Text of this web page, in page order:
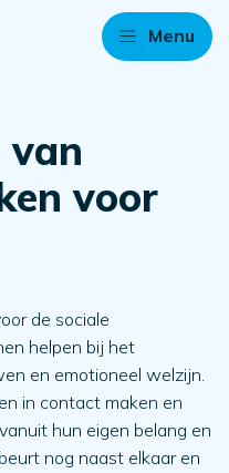
Menu
voor
de sociale
helpen bij het
en emotioneel welzijn.
in contact maken en
hun eigen belang en
nog naast elkaar en